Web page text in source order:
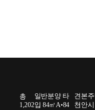
총
1,202
일반분양 타
입 84㎡A•84
견본
천안